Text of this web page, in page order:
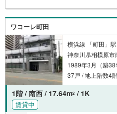
ワコーレ町田
横浜線 「町田」
神奈川県相模原
1989年3月（築38
37戸 / 地上階数4
1階 / 南西 / 17.64m2 / 1K
賃貸中